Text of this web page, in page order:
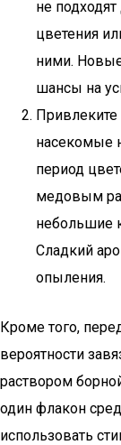
не
цветения
ними.
шансы на
насекомые
период
медовым
небольшие
Сладкий
опыления.
Кроме того,
вероятности
раствором
один флакон
использовать